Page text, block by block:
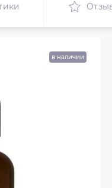
в наличии